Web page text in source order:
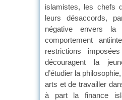
islamistes, les chefs
leurs désaccords,
négative envers la
comportement
restrictions
découragent la
d’étudier la
arts et de travailler
à part la finance